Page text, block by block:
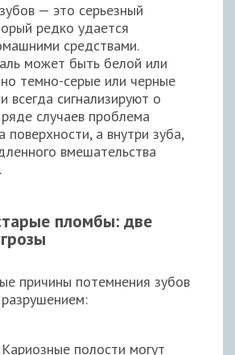
— это серьезный
редко удается
средствами.
может быть белой или
темно-серые или черные
всегда сигнализируют о
случаев проблема
поверхности, а внутри зуба,
вмешательства
пломбы: две
причины потемнения зубов
Кариозные полости могут